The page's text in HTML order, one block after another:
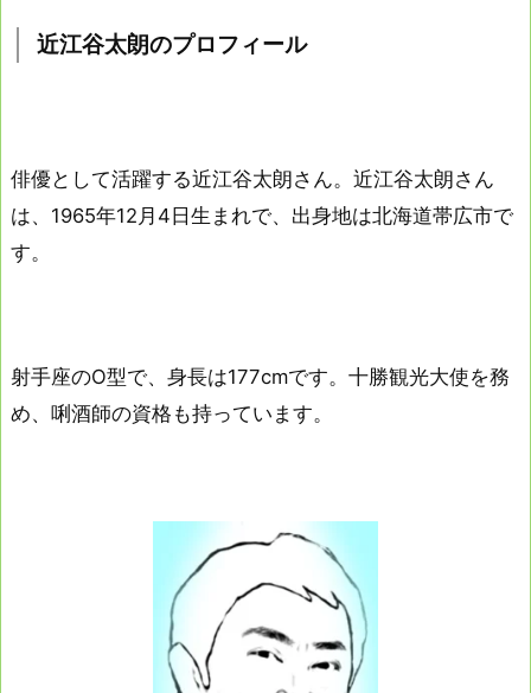
近江谷太朗のプロフィール
俳優として活躍する近江谷太朗さん。近江谷太朗さん
は、1965年12月4日生まれで、出身地は北海道帯広市で
す。
射手座のO型で、身長は177cmです。十勝観光大使を務
め、唎酒師の資格も持っています。